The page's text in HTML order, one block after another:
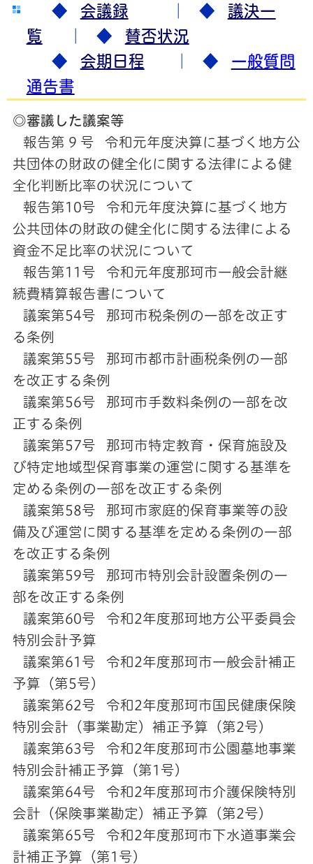
◆ 会議録 ｜ ◆ 議決一
覧 ｜ ◆ 賛否状況
◆ 会期日程 ｜ ◆ 一般質問
通告書
◎審議した議案等
報告第 9 号 令和元年度決算に基づく地方公
共団体の財政の健全化に関する法律による健
全化判断比率の状況について
報告第10号 令和元年度決算に基づく地方
公共団体の財政の健全化に関する法律による
資金不足比率の状況について
報告第11号 令和元年度那珂市一般会計継
続費精算報告書について
議案第54号 那珂市税条例の一部を改正す
る条例
議案第55号 那珂市都市計画税条例の一部
を改正する条例
議案第56号 那珂市手数料条例の一部を改
正する条例
議案第57号 那珂市特定教育・保育施設及
び特定地域型保育事業の運営に関する基準を
定める条例の一部を改正する条例
議案第58号 那珂市家庭的保育事業等の設
備及び運営に関する基準を定める条例の一部
を改正する条例
議案第59号 那珂市特別会計設置条例の一
部を改正する条例
議案第60号 令和2年度那珂地方公平委員会
特別会計予算
議案第61号 令和2年度那珂市一般会計補正
予算（第5号）
議案第62号 令和2年度那珂市国民健康保険
特別会計（事業勘定）補正予算（第2号）
議案第63号 令和2年度那珂市公園墓地事業
特別会計補正予算（第1号）
議案第64号 令和2年度那珂市介護保険特別
会計（保険事業勘定）補正予算（第2号）
議案第65号 令和2年度那珂市下水道事業会
計補正予算（第1号）